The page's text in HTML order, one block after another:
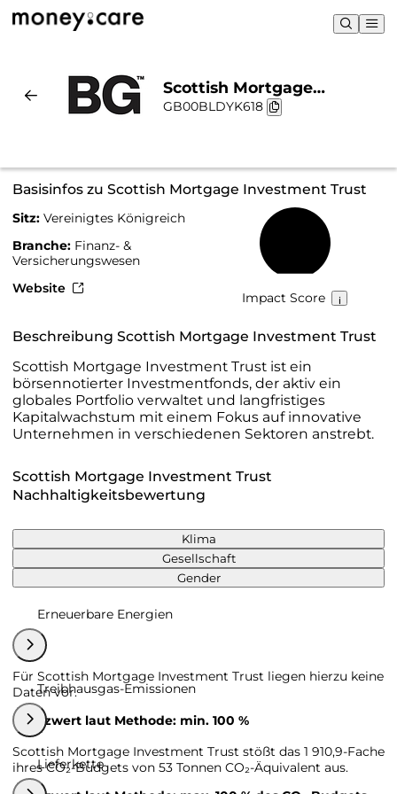
Scottish Mortgage
Investment Trust |
GB00BLDYK618
Basisinfos zu Scottish Mortgage Investment Trust
Sitz: Vereinigtes Königreich
Branche: Finanz- &
Versicherungswesen
Website
Impact Score
Beschreibung Scottish Mortgage Investment Trust
Scottish Mortgage Investment Trust ist ein
börsennotierter Investmentfonds, der aktiv ein
globales Portfolio verwaltet und langfristiges
Kapitalwachstum mit einem Fokus auf innovative
Unternehmen in verschiedenen Sektoren anstrebt.
Scottish Mortgage Investment Trust
Nachhaltigkeitsbewertung
Klima
Gesellschaft
Gender
Erneuerbare Energien
Für Scottish Mortgage Investment Trust liegen hierzu keine
Daten vor.
Grenzwert laut Methode: min. 100 %
Treibhausgas-Emissionen
Scottish Mortgage Investment Trust stößt das 1 910,9-Fache
ihres CO₂-Budgets von 53 Tonnen CO₂-Äquivalent aus.
Lieferkette